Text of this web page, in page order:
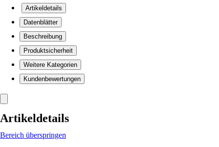
Artikeldetails
Datenblätter
Beschreibung
Produktsicherheit
Weitere Kategorien
Kundenbewertungen
Artikeldetails
Bereich überspringen